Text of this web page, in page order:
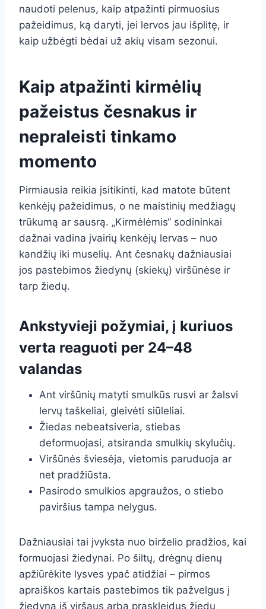
naudoti pelenus, kaip atpažinti pirmuosius
pažeidimus, ką daryti, jei lervos jau išplitę, ir
kaip užbėgti bėdai už akių visam sezonui.
Kaip atpažinti kirmėlių
pažeistus česnakus ir
nepraleisti tinkamo
momento
Pirmiausia reikia įsitikinti, kad matote būtent
kenkėjų pažeidimus, o ne maistinių medžiagų
trūkumą ar sausrą. „Kirmėlėmis“ sodininkai
dažnai vadina įvairių kenkėjų lervas – nuo
kandžių iki muselių. Ant česnakų dažniausiai
jos pastebimos žiedynų (skiekų) viršūnėse ir
tarp žiedų.
Ankstyvieji požymiai, į kuriuos
verta reaguoti per 24–48
valandas
Ant viršūnių matyti smulkūs rusvi ar žalsvi
lervų taškeliai, gleivėti siūleliai.
Žiedas nebeatsiveria, stiebas
deformuojasi, atsiranda smulkių skylučių.
Viršūnės šviesėja, vietomis paruduoja ar
net pradžiūsta.
Pasirodo smulkios apgraužos, o stiebo
paviršius tampa nelygus.
Dažniausiai tai įvyksta nuo birželio pradžios, kai
formuojasi žiedynai. Po šiltų, drėgnų dienų
apžiūrėkite lysves ypač atidžiai – pirmos
apraiškos kartais pastebimos tik pažvelgus į
žiedyną iš viršaus arba praskleidus žiedų